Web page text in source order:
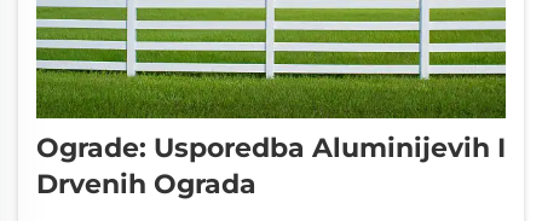
Ograde: Usporedba Aluminijevih I
Drvenih Ograda